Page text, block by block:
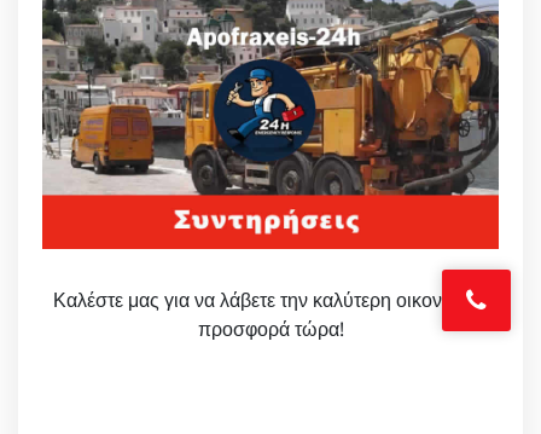
Καλέστε μας για να λάβετε την καλύτερη οικονομική
προσφορά τώρα!